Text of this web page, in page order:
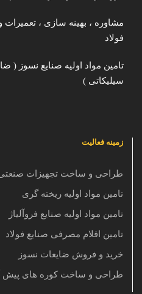
مشاوره ، بهینه سازی ،
فولاد
تامین مواد اولیه صنایع نسوز (
سیلیکاتی )
زمینه فعالیت
طراحی و ساخت تجهیزات
تامین مواد اولیه ریخته گری
تامین مواد اولیه صنایع فروآلیاژ
تامین اقلام مصرفی صنایع فولاد
خرید و فروش ضایعات نسوز
طراحی و ساخت کوره های پیش